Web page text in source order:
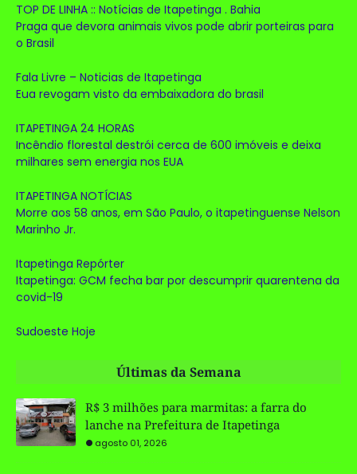
TOP DE LINHA :: Notícias de Itapetinga . Bahia
Praga que devora animais vivos pode abrir porteiras para
o Brasil
Fala Livre – Noticias de Itapetinga
Eua revogam visto da embaixadora do brasil
ITAPETINGA 24 HORAS
Incêndio florestal destrói cerca de 600 imóveis e deixa
milhares sem energia nos EUA
ITAPETINGA NOTÍCIAS
Morre aos 58 anos, em São Paulo, o itapetinguense Nelson
Marinho Jr.
Itapetinga Repórter
Itapetinga: GCM fecha bar por descumprir quarentena da
covid-19
Sudoeste Hoje
Últimas da Semana
R$ 3 milhões para marmitas: a farra do
lanche na Prefeitura de Itapetinga
agosto 01, 2026